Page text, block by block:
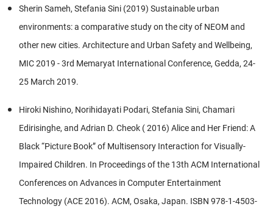
Sherin Sameh, Stefania Sini (2019) Sustainable urban
environments: a comparative study on the city of NEOM and
other new cities. Architecture and Urban Safety and Wellbeing,
MIC 2019 - 3rd Memaryat International Conference, Gedda, 24-
25 March 2019.
Hiroki Nishino, Norihidayati Podari, Stefania Sini, Chamari
Edirisinghe, and Adrian D. Cheok ( 2016) Alice and Her Friend: A
Black “Picture Book” of Multisensory Interaction for Visually-
Impaired Children. In Proceedings of the 13th ACM International
Conferences on Advances in Computer Entertainment
Technology (ACE 2016). ACM, Osaka, Japan. ISBN 978-1-4503-